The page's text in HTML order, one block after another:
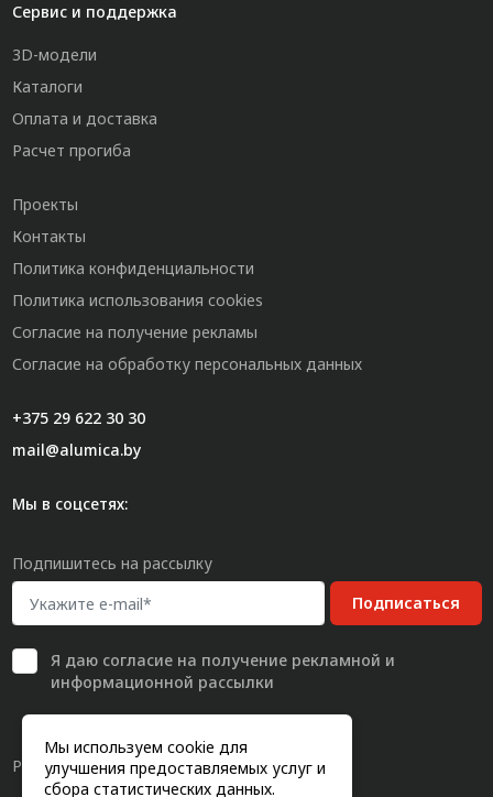
Мы используем cookie для
улучшения предоставляемых услуг и
сбора статистических данных.
Сервис и поддержка
3D-модели
Каталоги
Оплата и доставка
Расчет прогиба
Проекты
Контакты
Политика конфиденциальности
Политика использования cookies
Согласие на получение рекламы
Согласие на обработку персональных данных
+375 29 622 30 30
mail@alumica.by
Мы в соцсетях:
Подпишитесь на рассылку
Подписаться
Я даю согласиена получение рекламной и
информационной рассылки
Разработка сайта